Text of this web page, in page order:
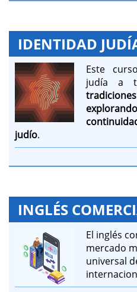
IDENTIDAD
Este
judía a
tradiciones
judío.
INGLÉS
El inglés
mercado
universal